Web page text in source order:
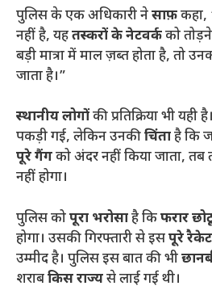
​पुलिस के एक अधिकारी नेसाफ़कहा,
नहीं है, यहतस्करों के नेटवर्कको
बड़ी मात्रा में माल ज़ब्त होता है, तो
जाता है।”
स्थानीय लोगोंकी प्रतिक्रिया भी यही
पकड़ी गई, लेकिन उनकीचिंताहै कि
पूरे गैंगको अंदर नहीं किया जाता,
नहीं होगा।
​पुलिस कोपूरा भरोसाहै किफरार
होगा। उसकी गिरफ्तारी से इसपूरे रैकेट
उम्मीद है। पुलिस इस बात की भी
शराबकिस राज्यसे लाई गई थी।